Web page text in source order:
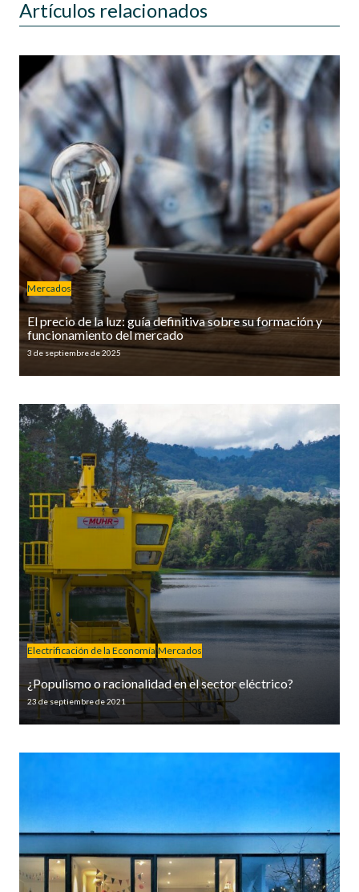
Artículos relacionados
Mercados
El precio de la luz: guía definitiva sobre su formación y
funcionamiento del mercado
3 de septiembre de 2025
Electrificación de la Economía Mercados
¿Populismo o racionalidad en el sector eléctrico?
23 de septiembre de 2021